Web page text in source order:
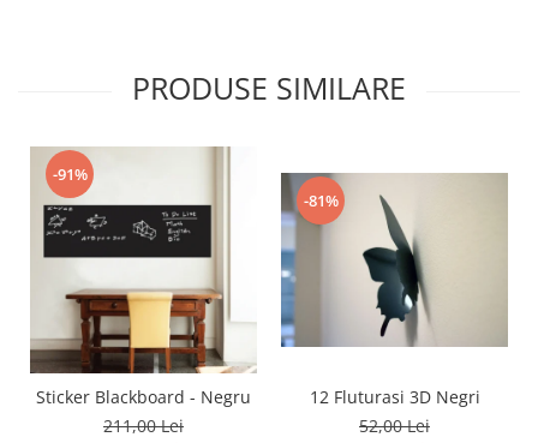
PRODUSE SIMILARE
-91%
Sticker Blackboard - Negru
211,00 Lei
-81%
12 Fluturasi 3D Negri
52,00 Lei